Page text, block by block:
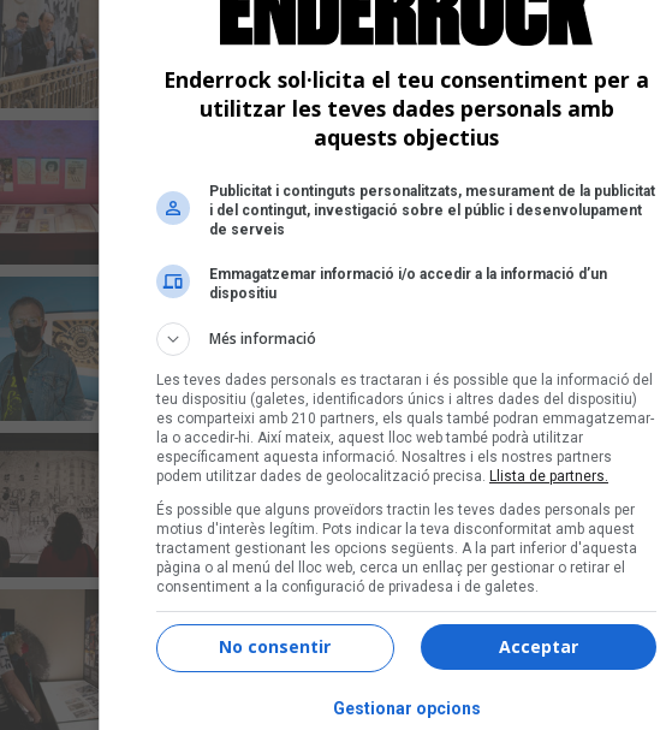
Enderrock sol·licita el teu consentiment per a
utilitzar les teves dades personals amb
aquests objectius
Publicitat i continguts personalitzats, mesurament de la publicitat
i del contingut, investigació sobre el públic i desenvolupament
de serveis
Emmagatzemar informació i/o accedir a la informació d’un
dispositiu
Més informació
Les teves dades personals es tractaran i és possible que la informació del
teu dispositiu (galetes, identificadors únics i altres dades del dispositiu)
es comparteixi amb 210 partners, els quals també podran emmagatzemar-
la o accedir-hi. Així mateix, aquest lloc web també podrà utilitzar
específicament aquesta informació. Nosaltres i els nostres partners
podem utilitzar dades de geolocalització precisa. Llista de partners.
És possible que alguns proveïdors tractin les teves dades personals per
motius d'interès legítim. Pots indicar la teva disconformitat amb aquest
tractament gestionant les opcions següents. A la part inferior d'aquesta
pàgina o al menú del lloc web, cerca un enllaç per gestionar o retirar el
consentiment a la configuració de privadesa i de galetes.
Acceptar
No consentir
Gestionar opcions